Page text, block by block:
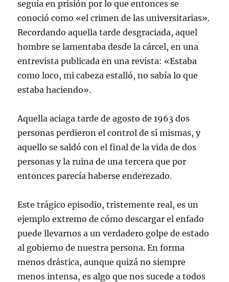
seguía en prisión por lo que entonces se
conoció como «el crimen de las universitarias».
Recordando aquella tarde desgraciada, aquel
hombre se lamentaba desde la cárcel, en una
entrevista publicada en una revista: «Estaba
como loco, mi cabeza estalló, no sabía lo que
estaba haciendo».
Aquella aciaga tarde de agosto de 1963 dos
personas perdieron el control de sí mismas, y
aquello se saldó con el final de la vida de dos
personas y la ruina de una tercera que por
entonces parecía haberse enderezado.
Este trágico episodio, tristemente real, es un
ejemplo extremo de cómo descargar el enfado
puede llevarnos a un verdadero golpe de estado
al gobierno de nuestra persona. En forma
menos drástica, aunque quizá no siempre
menos intensa, es algo que nos sucede a todos